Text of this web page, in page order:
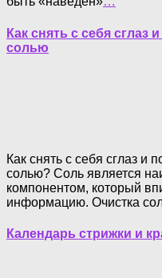
Как снять с себя
солью
Как снять с себя сглаз и
солью? Соль является
компонентом, который
информацию. Очистка
Календарь стрижки и